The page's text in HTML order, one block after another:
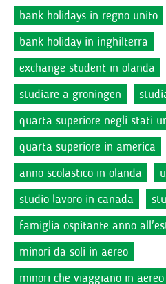
bank holidays in regno unito
bank holiday in inghilterra
exchange student in olanda
studiare a groningen
quarta superiore negli stati
quarta superiore in america
anno scolastico in olanda
studio lavoro in canada
famiglia ospitante anno
minori da soli in aereo
minori che viaggiano in aereo